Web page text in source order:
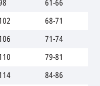
61-66
68-71
71-74
79-81
84-86